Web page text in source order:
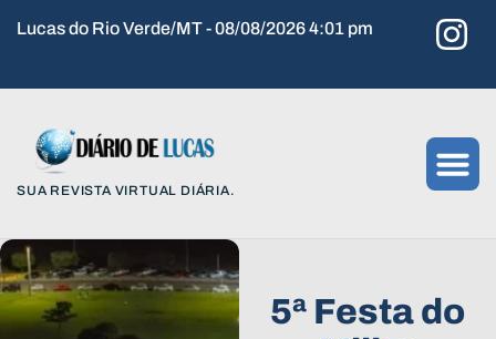
Lucas do Rio Verde/MT - 08/08/2026 4:01 pm
SUA REVISTA VIRTUAL DIÁRIA.
5ª Festa do